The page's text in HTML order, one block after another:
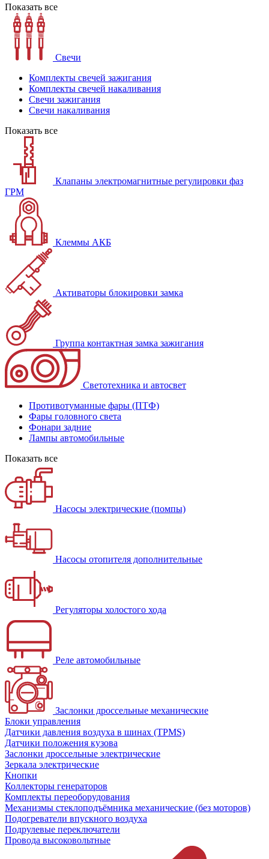
Показать все
Свечи
Комплекты свечей зажигания
Комплекты свечей накаливания
Свечи зажигания
Свечи накаливания
Показать все
Клапаны электромагнитные регулировки фаз
ГРМ
Клеммы АКБ
Активаторы блокировки замка
Группа контактная замка зажигания
Светотехника и автосвет
Противотуманные фары (ПТФ)
Фары головного света
Фонари задние
Лампы автомобильные
Показать все
Насосы электрические (помпы)
Насосы отопителя дополнительные
Регуляторы холостого хода
Реле автомобильные
Заслонки дроссельные механические
Блоки управления
Датчики давления воздуха в шинах (TPMS)
Датчики положения кузова
Заслонки дроссельные электрические
Зеркала электрические
Кнопки
Коллекторы генераторов
Комплекты переоборудования
Механизмы стеклоподъёмника механические (без моторов)
Подогреватели впускного воздуха
Подрулевые переключатели
Провода высоковольтные